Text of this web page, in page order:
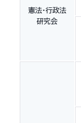
憲法・行政法
研究会